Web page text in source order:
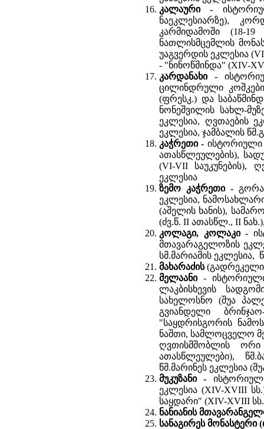
კალაური -
ნაეკლესიარზე),
კარმიდამოში (18-
ნათლისმცემლის
უაგვერდის ეკლესია
- "ნინოწმინდა" (XIV-
კარდანახი -
ცილინდრული
(ფრესკ.) და
ნონეშვილის სახლ-
ეკლესია, ღვთაების
ეკლესია, ჯამბალის
კაჭრეთი - ისტორიული
ათასწლეულების),
(VI-VII საუკუნების),
ეკლესია
ზემო კაჭრეთი -
ეკლესია,
(აშელის ხანის),
(ძვ.წ. II ათასწლ., II
კოლაგი, კოლაკი -
მთავარაგელოზის
სმ.მარიამის ეკლესია,
მახარაძის
მელაანი -
ლაკბისხევის
სახელოსნო (შუა
გვიანდელი
"საყდრისგორის
ნაშთი, სამლოცველო
ღვთისმშობლის ორი
ათასწლეულები),
წმ.მარინეს ეკლესია
მუკუზანი -
ეკლესია (XIV-XVIII
საყდარი" (XIV-XVIII
ნანიანის
სანაგირეს მონასტერი